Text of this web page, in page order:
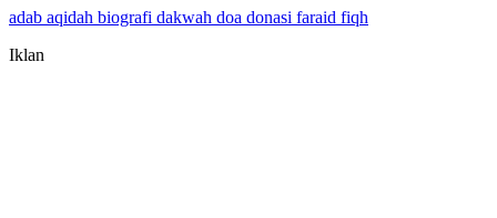
adab aqidah biografi dakwah doa donasi faraid fiqh
Iklan